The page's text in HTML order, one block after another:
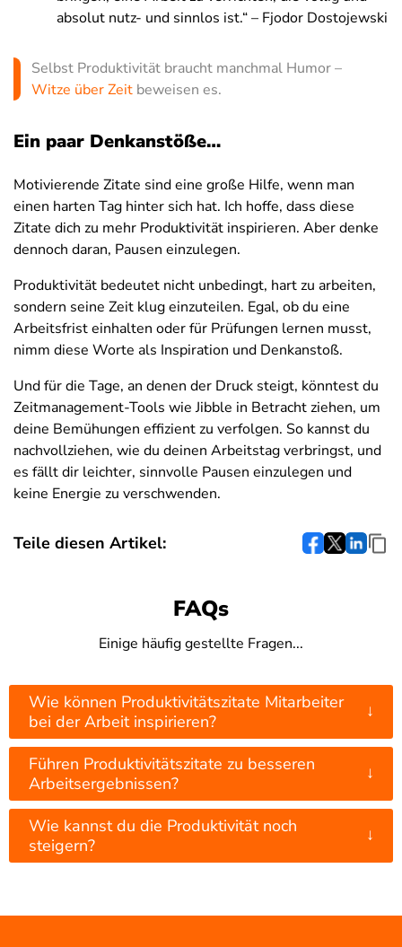
absolut nutz- und sinnlos ist.“ – Fjodor Dostojewski
Selbst Produktivität braucht manchmal Humor –
Witze über Zeit beweisen es.
Ein paar Denkanstöße…
Motivierende Zitate sind eine große Hilfe, wenn man
einen harten Tag hinter sich hat. Ich hoffe, dass diese
Zitate dich zu mehr Produktivität inspirieren. Aber denke
dennoch daran, Pausen einzulegen.
Produktivität bedeutet nicht unbedingt, hart zu arbeiten,
sondern seine Zeit klug einzuteilen. Egal, ob du eine
Arbeitsfrist einhalten oder für Prüfungen lernen musst,
nimm diese Worte als Inspiration und Denkanstoß.
Und für die Tage, an denen der Druck steigt, könntest du
Zeitmanagement-Tools wie Jibble in Betracht ziehen, um
deine Bemühungen effizient zu verfolgen. So kannst du
nachvollziehen, wie du deinen Arbeitstag verbringst, und
es fällt dir leichter, sinnvolle Pausen einzulegen und
keine Energie zu verschwenden.
Teile diesen Artikel:
FAQs
Einige häufig gestellte Fragen...
Wie können Produktivitätszitate Mitarbeiter
bei der Arbeit inspirieren?
↓
Führen Produktivitätszitate zu besseren
Arbeitsergebnissen?
↓
Wie kannst du die Produktivität noch
steigern?
↓